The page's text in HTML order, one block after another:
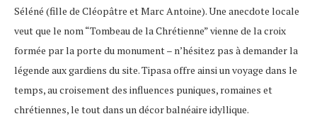
Séléné (fille de Cléopâtre et Marc Antoine). Une anecdote locale
veut que le nom “Tombeau de la Chrétienne” vienne de la croix
formée par la porte du monument – n’hésitez pas à demander la
légende aux gardiens du site. Tipasa offre ainsi un voyage dans le
temps, au croisement des influences puniques, romaines et
chrétiennes, le tout dans un décor balnéaire idyllique.